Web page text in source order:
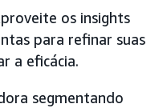
os insights
para refinar suas
a eficácia.
segmentando